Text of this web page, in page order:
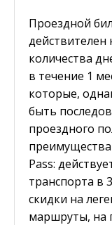
Проездной
действителен
количества
в течение 1
которые,
быть
проездного
Pass:
транспорта в
скидки на
маршруты, на